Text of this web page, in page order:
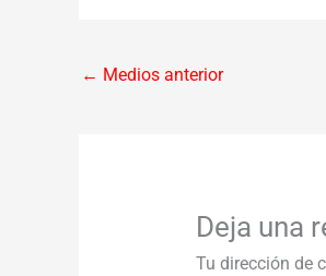
← Medios anterior
Deja una
Tu dirección de